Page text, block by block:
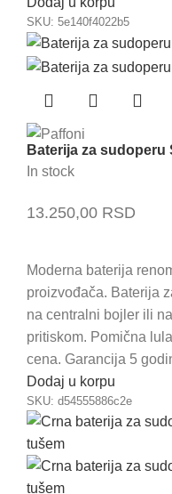
SKU: 5e140f4022b5
Baterija za sudoperu
In stock
13.250,00 RSD
Moderna baterija
proizvođača. Baterija
na centralni bojler ili
pritiskom. Pomična
cena. Garancija 5
Dodaj u korpu
SKU: d54555886c2e